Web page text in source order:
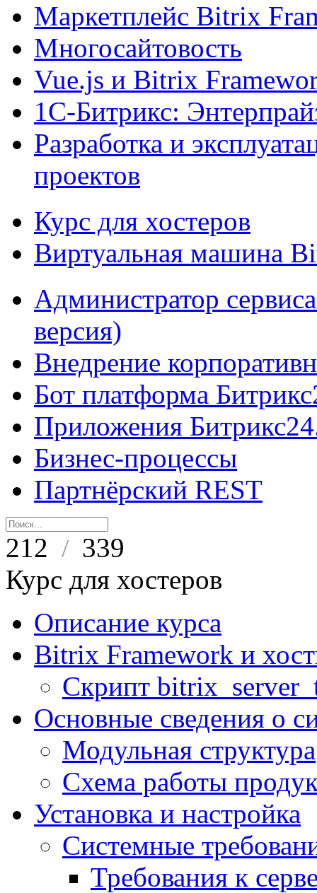
Маркетплейс Bitrix
Многосайтовость
Vue.js и Bitrix
1С-Битрикс:
Разработка и
проектов
Курс для хостеров
Виртуальная машина
Администратор
версия)
Внедрение
Бот платформа
Приложения
Бизнес-процессы
Партнёрский REST
212 / 339
Курс для хостеров
Описание курса
Bitrix Framework и
Скрипт
Основные сведения о
Модульная структура
Схема работы
Установка и настройка
Системные
Требования к